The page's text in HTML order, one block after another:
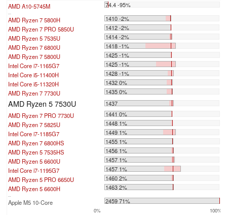
AMD A10-5745M 74.4 -95%
...
AMD Ryzen 7 5800H
1410 -2%
AMD Ryzen 7 PRO 5850U
1412 -2%
AMD Ryzen 5 7535U
1414 -2%
AMD Ryzen 7 6800U
1418 -1%
AMD Ryzen 7 5800U
1425 -1%
Intel Core i7-1165G7
1425 -1%
Intel Core i5-11400H
1428 -1%
Intel Core i5-11320H
1432 0%
AMD Ryzen 7 7730U
1435 0%
AMD Ryzen 5 7530U
1437
AMD Ryzen 7 PRO 7730U
1441 0%
AMD Ryzen 7 5825U
1448 1%
Intel Core i7-1185G7
1449 1%
AMD Ryzen 7 6800HS
1455 1%
AMD Ryzen 5 7535HS
1456 1%
AMD Ryzen 5 6600U
1457 1%
Intel Core i7-1195G7
1457 1%
AMD Ryzen 5 PRO 6650U
1460 2%
AMD Ryzen 5 6600H
1463 2%
...
Apple M5 10-Core 2459 71%
0% 100%